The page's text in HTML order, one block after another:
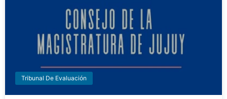
Tribunal De Evaluación